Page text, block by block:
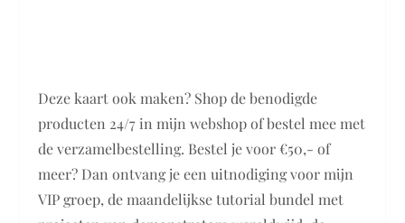
Deze kaart ook maken? Shop de benodigde
producten 24/7 in mijn webshop of bestel mee met
de verzamelbestelling. Bestel je voor €50,- of
meer? Dan ontvang je een uitnodiging voor mijn
VIP groep, de maandelijkse tutorial bundel met